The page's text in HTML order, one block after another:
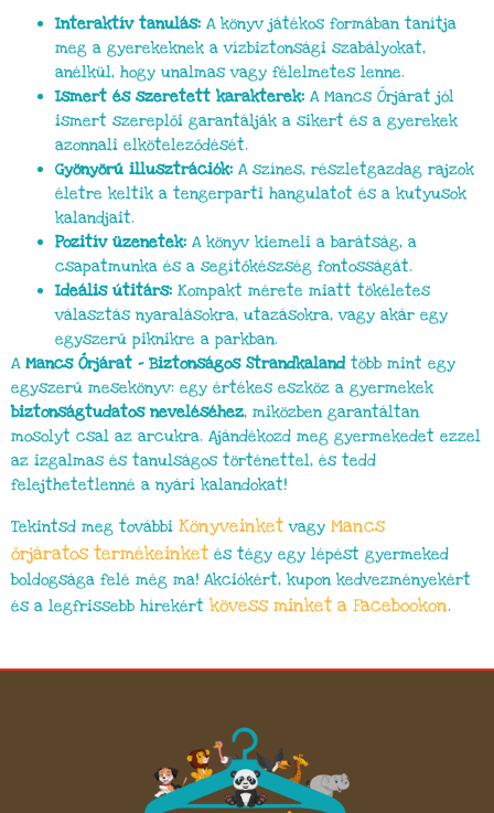
Interaktív tanulás: A könyv játékos formában tanítja
meg a gyerekeknek a vízbiztonsági szabályokat,
anélkül, hogy unalmas vagy félelmetes lenne.
Ismert és szeretett karakterek: A Mancs Őrjárat jól
ismert szereplői garantálják a sikert és a gyerekek
azonnali elköteleződését.
Gyönyörű illusztrációk: A színes, részletgazdag rajzok
életre keltik a tengerparti hangulatot és a kutyusok
kalandjait.
Pozitív üzenetek: A könyv kiemeli a barátság, a
csapatmunka és a segítőkészség fontosságát.
Ideális útitárs: Kompakt mérete miatt tökéletes
választás nyaralásokra, utazásokra, vagy akár egy
egyszerű piknikre a parkban.
A Mancs Őrjárat – Biztonságos Strandkaland több mint egy
egyszerű mesekönyv: egy értékes eszköz a gyermekek
biztonságtudatos neveléséhez, miközben garantáltan
mosolyt csal az arcukra. Ajándékozd meg gyermekedet ezzel
az izgalmas és tanulságos történettel, és tedd
felejthetetlenné a nyári kalandokat!
Tekintsd meg további Könyveinket vagy Mancs
őrjáratos termékeinket és tégy egy lépést gyermeked
boldogsága felé még ma! Akciókért, kupon kedvezményekért
és a legfrissebb hírekért kövess minket a Facebookon.